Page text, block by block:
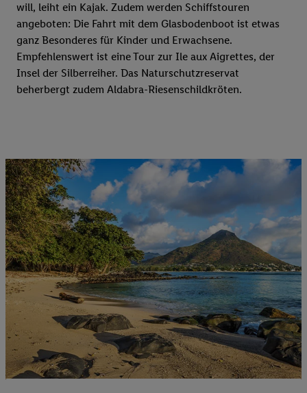
will, leiht ein Kajak. Zudem werden Schiffstouren
angeboten: Die Fahrt mit dem Glasbodenboot ist etwas
ganz Besonderes für Kinder und Erwachsene.
Empfehlenswert ist eine Tour zur Ile aux Aigrettes, der
Insel der Silberreiher. Das Naturschutzreservat
beherbergt zudem Aldabra-Riesenschildkröten.